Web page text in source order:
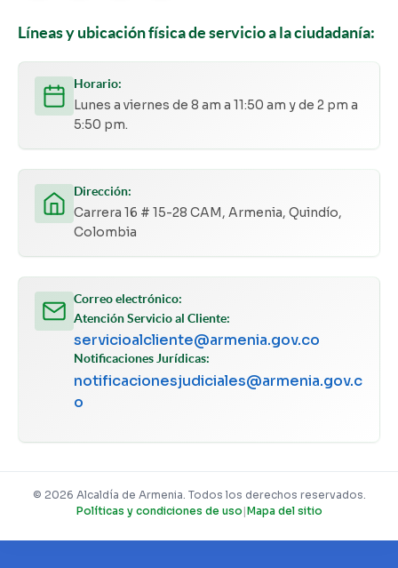
Líneas y ubicación física de servicio a la ciudadanía:
Horario:
Lunes a viernes de 8 am a 11:50 am y de 2 pm a
5:50 pm.
Dirección:
Carrera 16 # 15-28 CAM, Armenia, Quindío,
Colombia
Correo electrónico:
Atención Servicio al Cliente:
servicioalcliente@armenia.gov.co
Notificaciones Jurídicas:
notificacionesjudiciales@armenia.gov.c
o
© 2026 Alcaldía de Armenia. Todos los derechos reservados.
Políticas y condiciones de uso |Mapa del sitio